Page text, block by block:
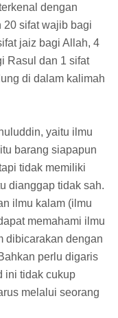
dengan
20 sifat wajib bagi
jaiz bagi Allah, 4
Rasul dan 1 sifat
di dalam kalimah
yaitu ilmu
barang siapapun
tidak memiliki
dianggap tidak sah.
ilmu kalam (ilmu
memahami ilmu
dibicarakan dengan
perlu digaris
ini tidak cukup
melalui seorang